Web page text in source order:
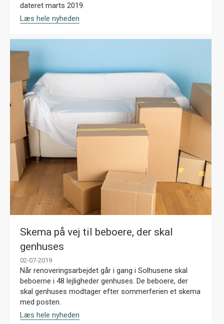
dateret marts 2019.
Læs hele nyheden
Skema på vej til beboere, der skal
genhuses
02-07-2019
Når renoveringsarbejdet går i gang i Solhusene skal
beboerne i 48 lejligheder genhuses. De beboere, der
skal genhuses modtager efter sommerferien et skema
med posten.
Læs hele nyheden